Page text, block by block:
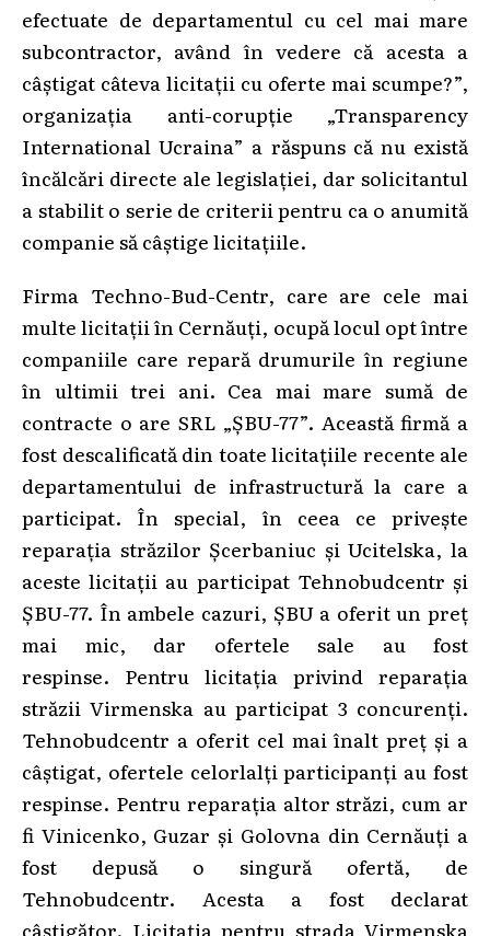
efectuate de departamentul cu cel mai mare
subcontractor, având în vedere că acesta a
câștigat câteva licitații cu oferte mai scumpe?”,
organizația anti-corupție „Transparency
International Ucraina” a răspuns că nu există
încălcări directe ale legislației, dar solicitantul
a stabilit o serie de criterii pentru ca o anumită
companie să câștige licitațiile.
Firma Techno-Bud-Centr, care are cele mai
multe licitații în Cernăuți, ocupă locul opt între
companiile care repară drumurile în regiune
în ultimii trei ani. Cea mai mare sumă de
contracte o are SRL „ȘBU-77”. Această firmă a
fost descalificată din toate licitațiile recente ale
departamentului de infrastructură la care a
participat. În special, în ceea ce privește
reparația străzilor Șcerbaniuc și Ucitelska, la
aceste licitații au participat Tehnobudcentr și
ȘBU-77. În ambele cazuri, ȘBU a oferit un preț
mai mic, dar ofertele sale au fost
respinse. Pentru licitația privind reparația
străzii Virmenska au participat 3 concurenți.
Tehnobudcentr a oferit cel mai înalt preț și a
câștigat, ofertele celorlalți participanți au fost
respinse. Pentru reparația altor străzi, cum ar
fi Vinicenko, Guzar și Golovna din Cernăuți a
fost depusă o singură ofertă, de
Tehnobudcentr. Acesta a fost declarat
câștigător. Licitația pentru strada Virmenska